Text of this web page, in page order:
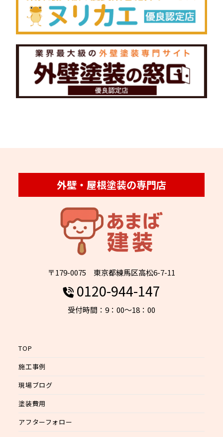
外壁・屋根塗装の専門店
〒179-0075 東京都練馬区高松6-7-11
0120-944-147
受付時間：9：00～18：00
TOP
施工事例
現場ブログ
塗装費用
アフターフォロー